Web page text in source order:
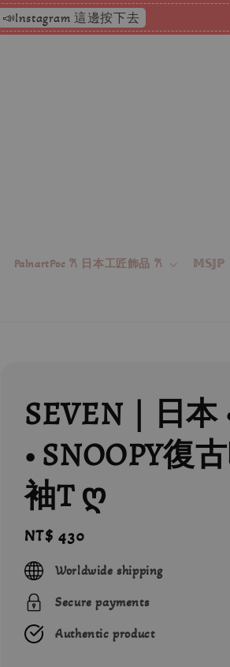
📣Instagram 這邊按下去
PalnartPoc 𐙚 日本工匠飾品 𐙚 𝕄𝕊𝕁ℙ
SEVEN｜日本
• SNOOPY復
袖T ღ
Regular
price
NT$ 430
Worldwide shipping
Secure payments
Authentic product